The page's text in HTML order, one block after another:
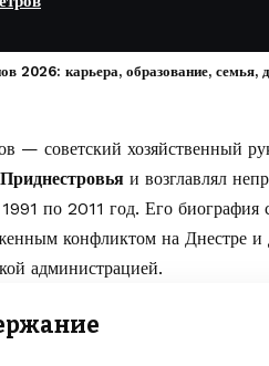
2026: карьера, образование, семья,
— советский хозяйственный
и возглавлял
по 2011 год. Его
конфликтом на Днестре
администрацией.